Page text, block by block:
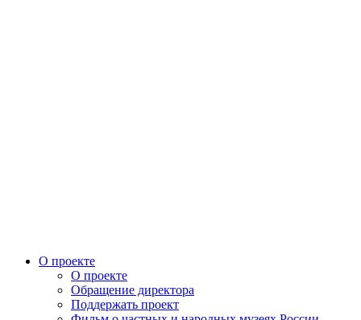
О проекте
О проекте
Обращение директора
Поддержать проект